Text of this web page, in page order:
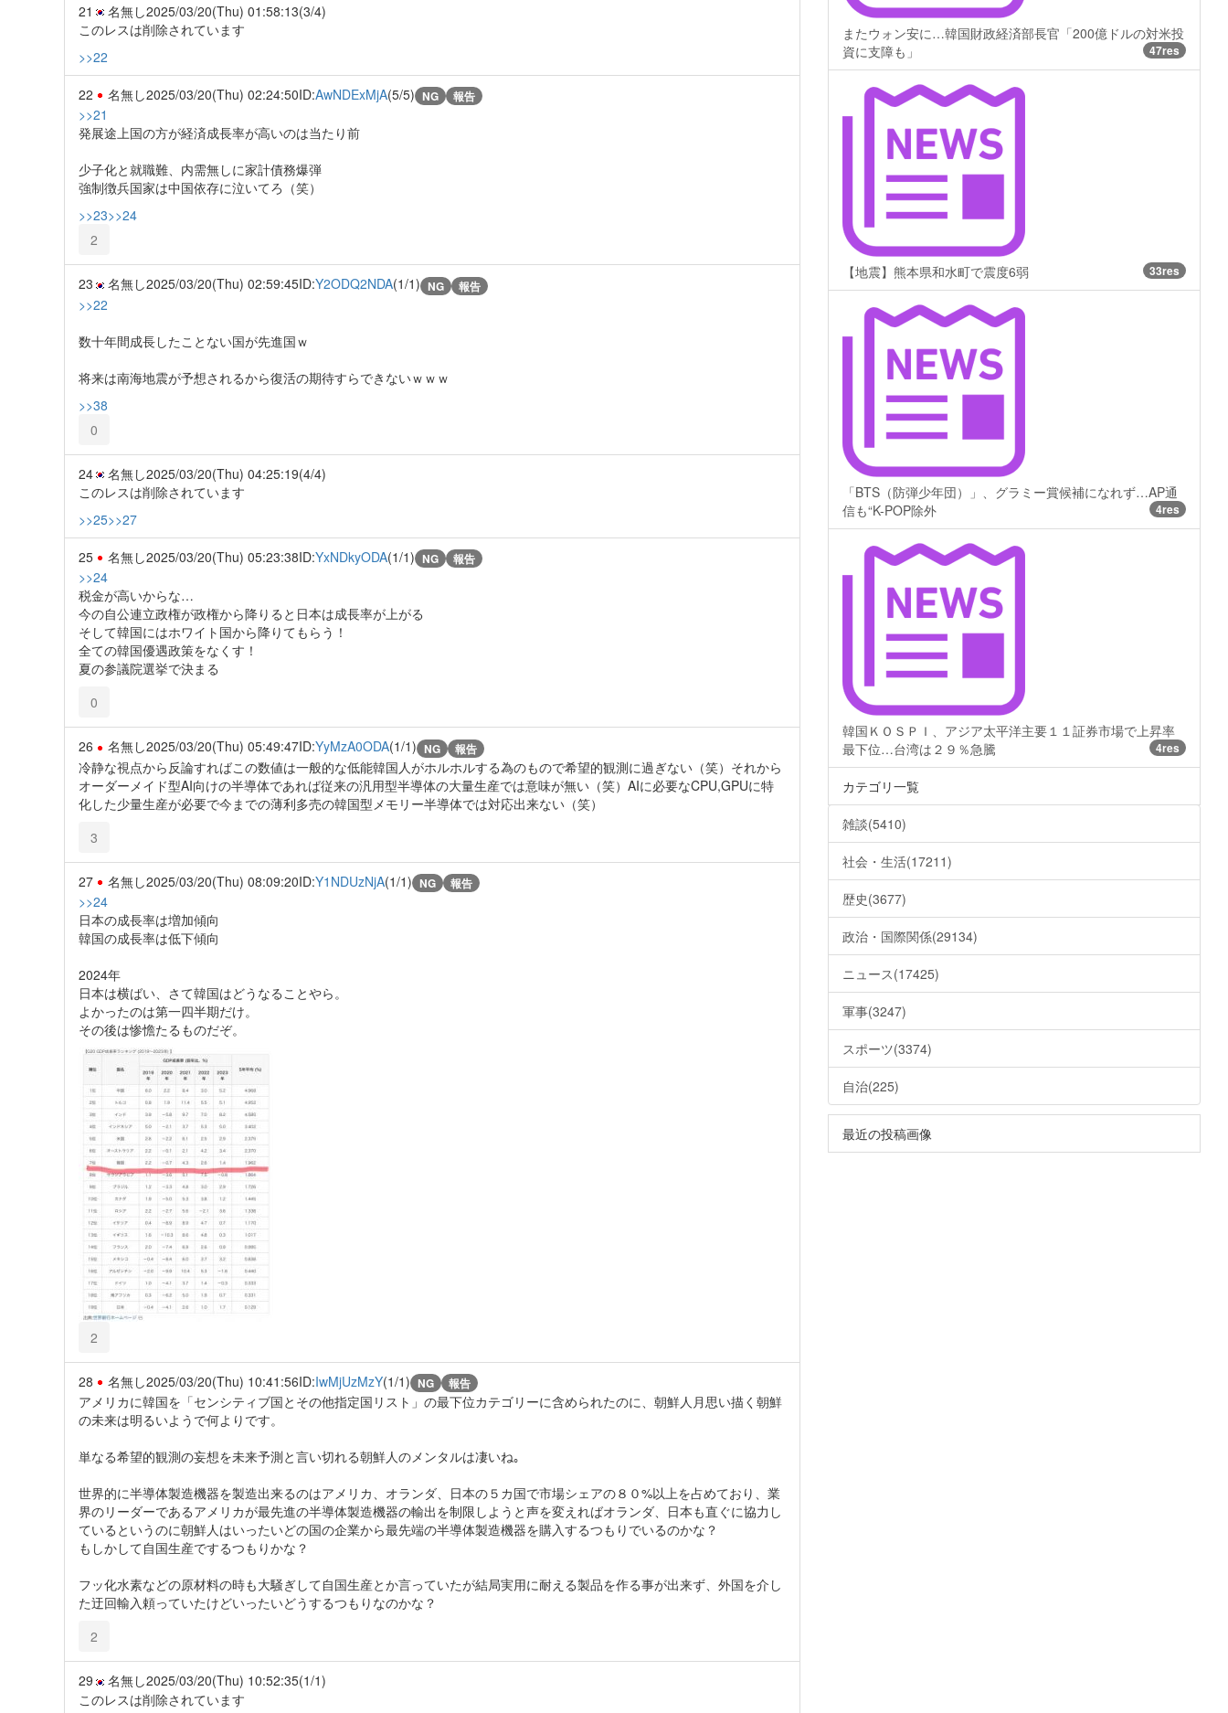
21 名無し2025/03/20(Thu) 01:58:13(3/4)
このレスは削除されています
>>22
22 名無し2025/03/20(Thu) 02:24:50ID:AwNDExMjA(5/5) NG 報告
>>21
発展途上国の方が経済成長率が高いのは当たり前
少子化と就職難、内需無しに家計債務爆弾
強制徴兵国家は中国依存に泣いてろ（笑）
>>23>>24
2
23 名無し2025/03/20(Thu) 02:59:45ID:Y2ODQ2NDA(1/1) NG 報告
>>22
数十年間成長したことない国が先進国ｗ
将来は南海地震が予想されるから復活の期待すらできないｗｗｗ
>>38
0
24 名無し2025/03/20(Thu) 04:25:19(4/4)
このレスは削除されています
>>25>>27
25 名無し2025/03/20(Thu) 05:23:38ID:YxNDkyODA(1/1) NG 報告
>>24
税金が高いからな…
今の自公連立政権が政権から降りると日本は成長率が上がる
そして韓国にはホワイト国から降りてもらう！
全ての韓国優遇政策をなくす！
夏の参議院選挙で決まる
0
26 名無し2025/03/20(Thu) 05:49:47ID:YyMzA0ODA(1/1) NG 報告
冷静な視点から反論すればこの数値は一般的な低能韓国人がホルホルする為のもので希望的観測に過ぎない（笑）それから
オーダーメイド型AI向けの半導体であれば従来の汎用型半導体の大量生産では意味が無い（笑）AIに必要なCPU,GPUに特
化した少量生産が必要で今までの薄利多売の韓国型メモリー半導体では対応出来ない（笑）
3
27 名無し2025/03/20(Thu) 08:09:20ID:Y1NDUzNjA(1/1) NG 報告
>>24
日本の成長率は増加傾向
韓国の成長率は低下傾向
2024年
日本は横ばい、さて韓国はどうなることやら。
よかったのは第一四半期だけ。
その後は惨憺たるものだぞ。
2
28 名無し2025/03/20(Thu) 10:41:56ID:IwMjUzMzY(1/1) NG 報告
アメリカに韓国を「センシティブ国とその他指定国リスト」の最下位カテゴリーに含められたのに、朝鮮人月思い描く朝鮮
の未来は明るいようで何よりです。
単なる希望的観測の妄想を未来予測と言い切れる朝鮮人のメンタルは凄いね｡
世界的に半導体製造機器を製造出来るのはアメリカ、オランダ、日本の５カ国で市場シェアの８０%以上を占めており、業
界のリーダーであるアメリカが最先進の半導体製造機器の輸出を制限しようと声を変えればオランダ、日本も直ぐに協力し
ているというのに朝鮮人はいったいどの国の企業から最先端の半導体製造機器を購入するつもりでいるのかな？
もしかして自国生産でするつもりかな？
フッ化水素などの原材料の時も大騒ぎして自国生産とか言っていたが結局実用に耐える製品を作る事が出来ず、外国を介し
た迂回輸入頼っていたけどいったいどうするつもりなのかな？
2
29 名無し2025/03/20(Thu) 10:52:35(1/1)
このレスは削除されています
またウォン安に…韓国財政経済部長官「200億ドルの対米投
資に支障も」
47res
【地震】熊本県和水町で震度6弱 33res
「BTS（防弾少年団）」、グラミー賞候補になれず…AP通
信も“K-POP除外
4res
韓国ＫＯＳＰＩ、アジア太平洋主要１１証券市場で上昇率
最下位…台湾は２９％急騰
4res
カテゴリ一覧
雑談(5410)
社会・生活(17211)
歴史(3677)
政治・国際関係(29134)
ニュース(17425)
軍事(3247)
スポーツ(3374)
自治(225)
最近の投稿画像